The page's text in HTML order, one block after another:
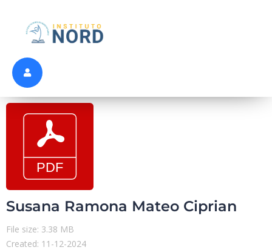
Susana Ramona Mateo Ciprian
File size: 3.38 MB
Created: 11-12-2024